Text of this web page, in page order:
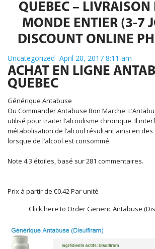
TRAINING
SERVICES
Advisory & Consulting Services
International Markets
REGULATORY REQURIEMENTS
SEBI Score Link
Smart ODR
Investor Charter
QUEBEC – LIVRAISON
MONDE ENTIER (3-7
DISCOUNT ONLINE
Uncategorized April 20, 2017 8:11 am
ACHAT EN LIGNE
QUEBEC
Générique Antabuse
Ou Commander Antabuse Bon Marche.
utilisé pour traiter l’alcoolisme chronique. Il
métabolisation de l’alcool résultant ainsi en
lorsque de l’alcool est consommé.
Note 4.3 étoiles, basé sur281 commentaires.
Prix à partir de €0.42Par unité
Click here to Order Generic Antabuse